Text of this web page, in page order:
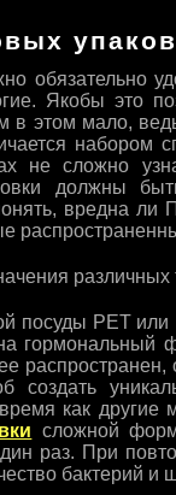
обязательно
Якобы это
в этом мало,
набором
сложно
должны
вредна ли
посуды PET
гормональный
распространен,
создать
как другие
сложной
раз. При
бактерий и